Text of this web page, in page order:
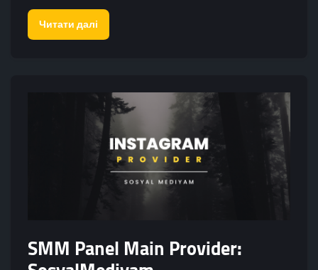
Читати далі
SMM Panel Main Provider: